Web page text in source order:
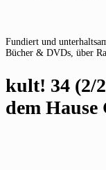
Fundiert und
Bücher & DVDs, über
kult! 34 (2/
dem Hause